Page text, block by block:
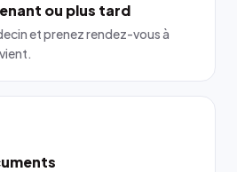
ou plus tard
et prenez rendez-vous à